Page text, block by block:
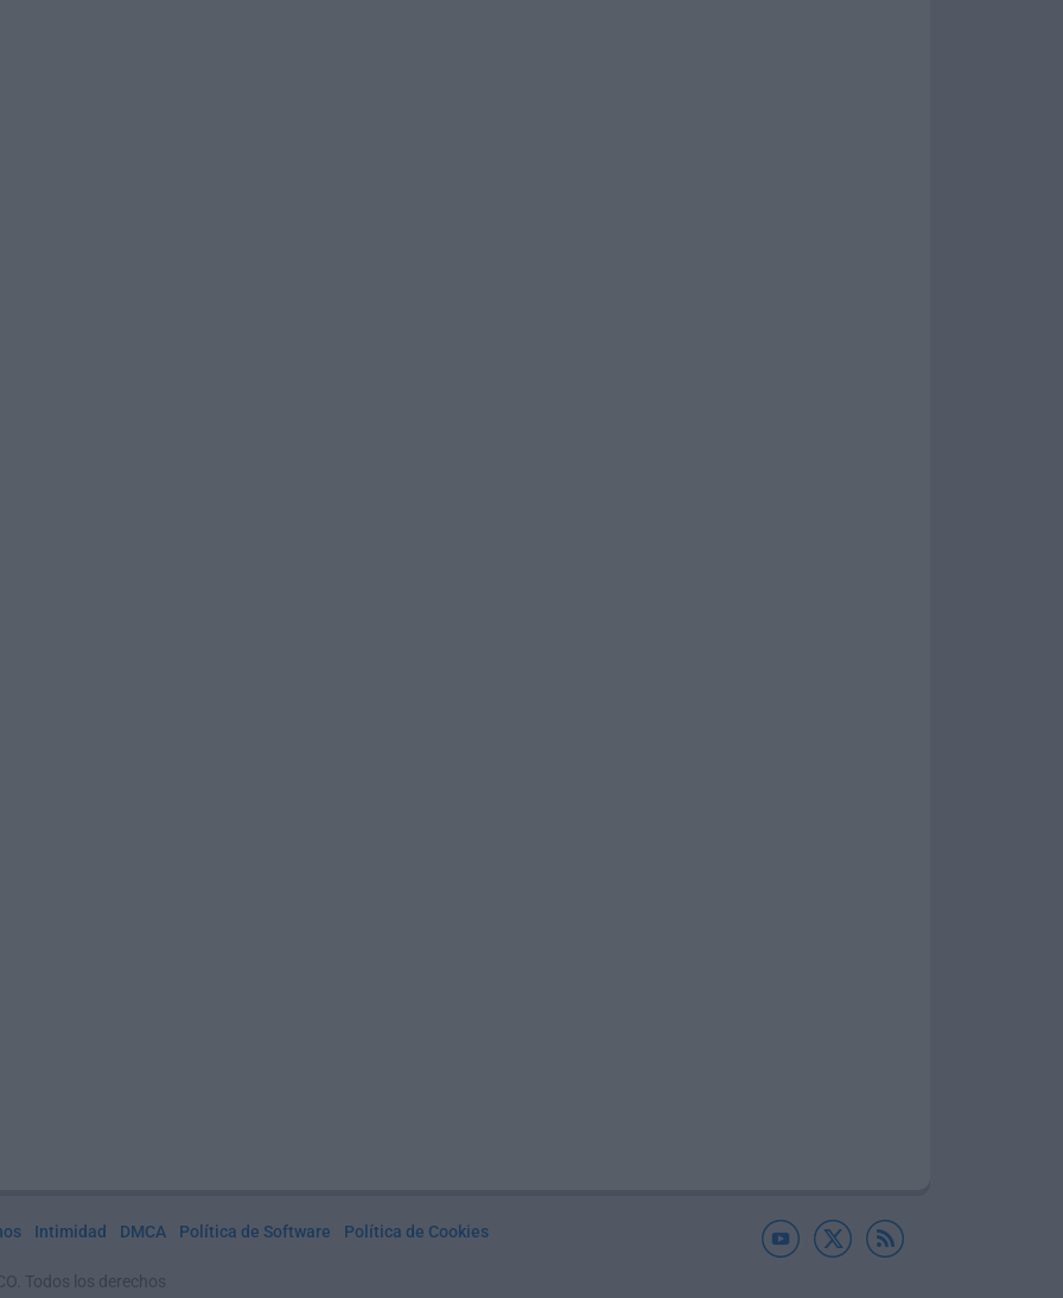
Intimidad DMCA Política de Software
Política de Cookies
Todos los derechos